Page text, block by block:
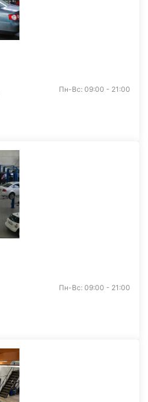
Пн-Вс: 09:00 - 21:00
Пн-Вс: 09:00 - 21:00